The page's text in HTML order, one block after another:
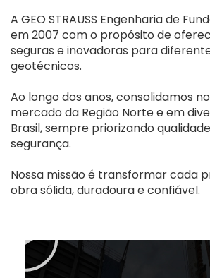
A GEO STRAUSS Engenharia de
em 2007 com o propósito de
seguras e inovadoras para
geotécnicos.
Ao longo dos anos, consolidamos
mercado da Região Norte e em
Brasil, sempre priorizando
segurança.
Nossa missão é transformar cada
obra sólida, duradoura e confiável.